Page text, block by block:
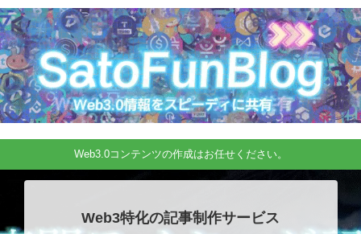
Web3.0コンテンツの作成はお任せください。
Web3特化の記事制作サービス